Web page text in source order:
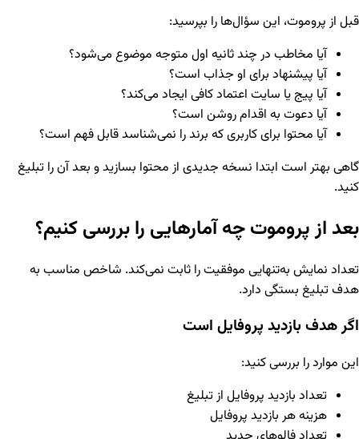
قبل از پروموت، این سؤال‌ها را بپرسید:
آیا مخاطب در چند ثانیه اول متوجه موضوع می‌شود؟
آیا پیشنهاد برای او جذاب است؟
آیا پیج یا سایت اعتماد کافی ایجاد می‌کند؟
آیا دعوت به اقدام روشن است؟
آیا محتوا برای کاربری که برند را نمی‌شناسد قابل فهم است؟
گاهی بهتر است ابتدا نسخه جدیدی از محتوا بسازید و بعد آن را تبلیغ
کنید.
بعد از پروموت چه آمارهایی را بررسی کنیم؟
تعداد نمایش به‌تنهایی موفقیت را ثابت نمی‌کند. شاخص مناسب به
هدف تبلیغ بستگی دارد.
اگر هدف بازدید پروفایل است
این موارد را بررسی کنید:
تعداد بازدید پروفایل از تبلیغ
هزینه هر بازدید پروفایل